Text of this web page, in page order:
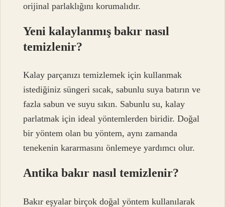
orijinal parlaklığını korumalıdır.
Yeni kalaylanmış bakır nasıl
temizlenir?
Kalay parçanızı temizlemek için kullanmak
istediğiniz süngeri sıcak, sabunlu suya batırın ve
fazla sabun ve suyu sıkın. Sabunlu su, kalay
parlatmak için ideal yöntemlerden biridir. Doğal
bir yöntem olan bu yöntem, aynı zamanda
tenekenin kararmasını önlemeye yardımcı olur.
Antika bakır nasıl temizlenir?
Bakır eşyalar birçok doğal yöntem kullanılarak